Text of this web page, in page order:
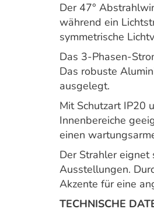
Der 47°
während ein
symmetrische
Das 3-Phasen-
Das robuste
ausgelegt.
Mit Schutzart IP20
Innenbereiche
einen
Der Strahler eignet
Ausstellungen.
Akzente für eine
TECHNISCHE